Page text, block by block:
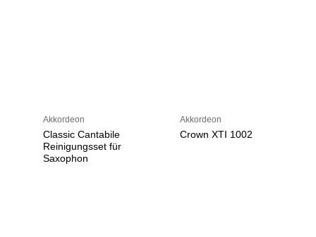
Akkordeon
Classic Cantabile
Reinigungsset für
Saxophon
Akkordeon
Crown XTI 1002